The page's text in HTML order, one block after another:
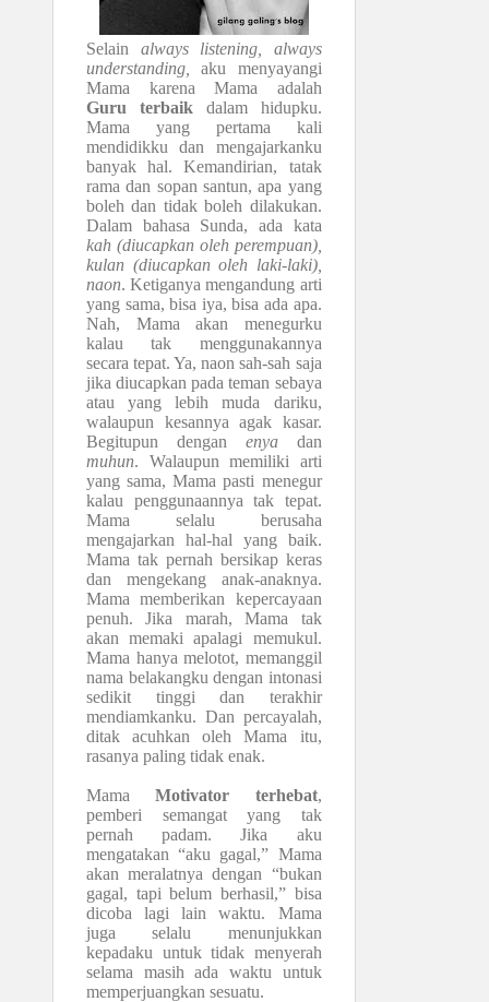
Selain always listening, always
understanding,aku menyayangi
Mama karena Mama adalah
Guru terbaik dalam hidupku.
Mama yang pertama kali
mendidikku dan mengajarkanku
banyak hal. Kemandirian, tatak
rama dan sopan santun, apa yang
boleh dan tidak boleh dilakukan.
Dalam bahasa Sunda, ada kata
kah (diucapkan oleh perempuan),
kulan (diucapkan oleh laki-laki),
naon. Ketiganya mengandung arti
yang sama, bisa iya, bisa ada apa.
Nah, Mama akan menegurku
kalau tak menggunakannya
secara tepat. Ya, naon sah-sah saja
jika diucapkan pada teman sebaya
atau yang lebih muda dariku,
walaupun kesannya agak kasar.
Begitupun dengan enya dan
muhun. Walaupun memiliki arti
yang sama, Mama pasti menegur
kalau penggunaannya tak tepat.
Mama selalu berusaha
mengajarkan hal-hal yang baik.
Mama tak pernah bersikap keras
dan mengekang anak-anaknya.
Mama memberikan kepercayaan
penuh. Jika marah, Mama tak
akan memaki apalagi memukul.
Mama hanya melotot, memanggil
nama belakangku dengan intonasi
sedikit tinggi dan terakhir
mendiamkanku. Dan percayalah,
ditak acuhkan oleh Mama itu,
rasanya paling tidak enak.
MamaMotivator terhebat,
pemberi semangat yang tak
pernah padam. Jika aku
mengatakan “aku gagal,” Mama
akan meralatnya dengan “bukan
gagal, tapi belum berhasil,” bisa
dicoba lagi lain waktu. Mama
juga selalu menunjukkan
kepadaku untuk tidak menyerah
selama masih ada waktu untuk
memperjuangkan sesuatu.